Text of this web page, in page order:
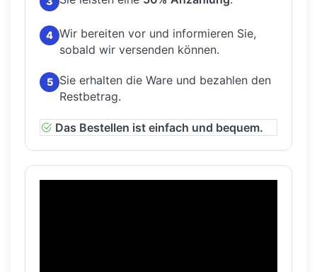
4 Wir bereiten vor und informieren Sie,
sobald wir versenden können.
5
Sie erhalten die Ware und bezahlen den
Restbetrag.
Das Bestellen ist einfach und bequem.